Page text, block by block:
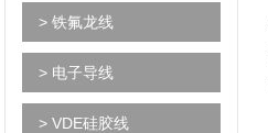
> 铁氟龙线
> 电子导线
> VDE硅胶线